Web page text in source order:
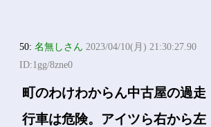
50:名無しさん 2023/04/10(月) 21:30:27.90
ID:1gg/8zne0
町のわけわからん中古屋の過走
行車は危険。アイツら右から左